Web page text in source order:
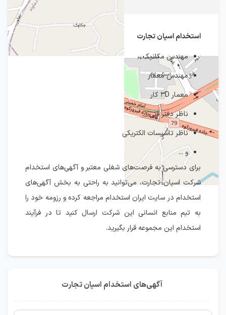
IranEstekhdam.ir
استخدام اسپان تجارت
مهندس مکانیک
مهندس معمار
معمار ۳D کار
ناظر دفتر فنی
ناظر تاسیسات الکتریکی
و ...
برای دسترسی به فرصت‌های شغلی معتبر و آگهی‌های استخدام
شرکت اسپان تجارت، می‌توانید به راحتی به بخش آگهی‌های
استخدام در سایت ایران استخدام مراجعه کرده و رزومه خود را
به تیم منابع انسانی این شرکت ارسال کنید تا در فرآیند
استخدام این مجموعه قرار بگیرید.
آگهی‌های استخدام اسپان تجارت